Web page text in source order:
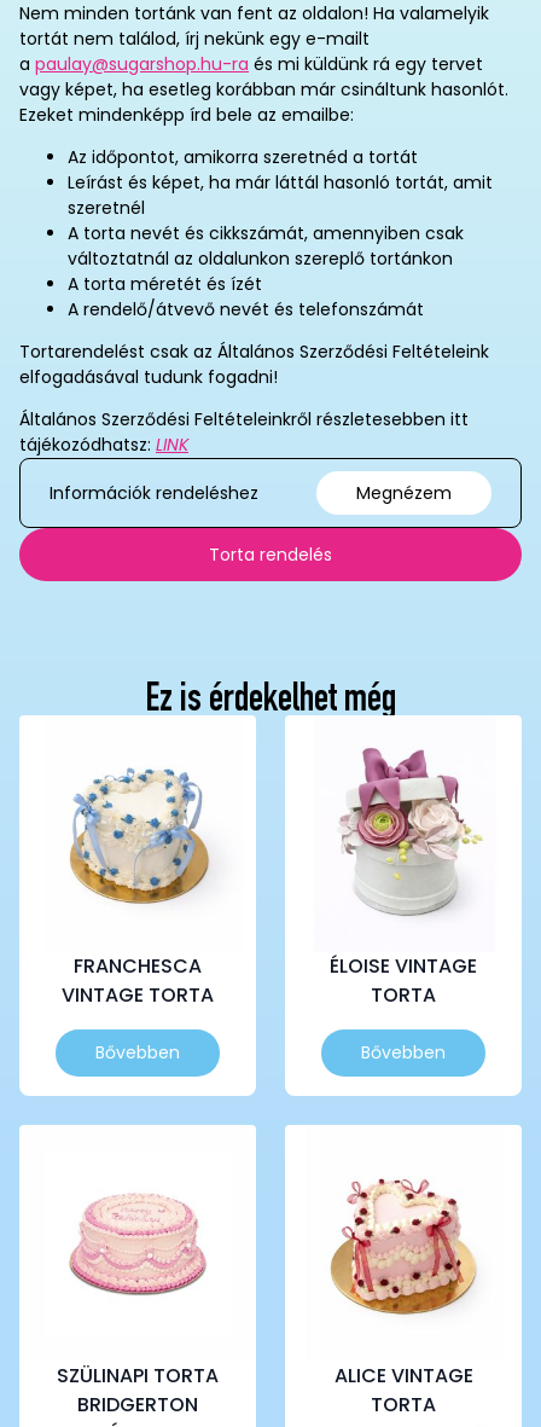
Nem minden tortánk van fent az oldalon! Ha valamelyik
tortát nem találod, írj nekünk egy e-mailt
a paulay@sugarshop.hu-ra és mi küldünk rá egy tervet
vagy képet, ha esetleg korábban már csináltunk hasonlót.
Ezeket mindenképp írd bele az emailbe:
Az időpontot, amikorra szeretnéd a tortát
Leírást és képet, ha már láttál hasonló tortát, amit
szeretnél
A torta nevét és cikkszámát, amennyiben csak
változtatnál az oldalunkon szereplő tortánkon
A torta méretét és ízét
A rendelő/átvevő nevét és telefonszámát
Tortarendelést csak az Általános Szerződési Feltételeink
elfogadásával tudunk fogadni!
Általános Szerződési Feltételeinkről részletesebben itt
tájékozódhatsz: LINK
Információk rendeléshez
Megnézem
Torta rendelés
Ez is érdekelhet még
FRANCHESCA
VINTAGE TORTA
Bővebben
Ennek
a
terméknek
változatok
termékoldalon
választhatók
ÉLOISE VINTAGE
TORTA
Bővebben
Ennek
a
terméknek
változatok
termékoldalon
választhatók
SZÜLINAPI TORTA
BRIDGERTON
ALICE VINTAGE
TORTA